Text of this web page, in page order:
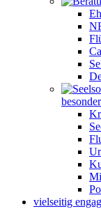
vielseitig